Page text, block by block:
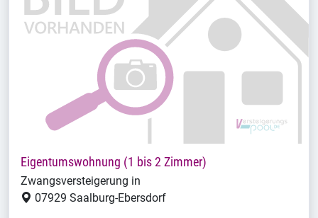
Eigentumswohnung (1 bis 2 Zimmer)
Zwangsversteigerung in
07929 Saalburg-Ebersdorf